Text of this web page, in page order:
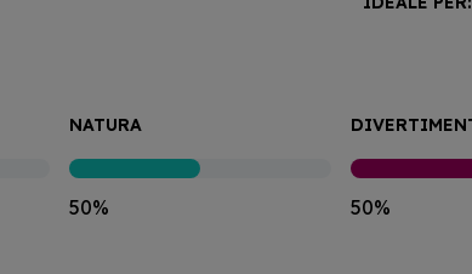
NATURA
50% 50%